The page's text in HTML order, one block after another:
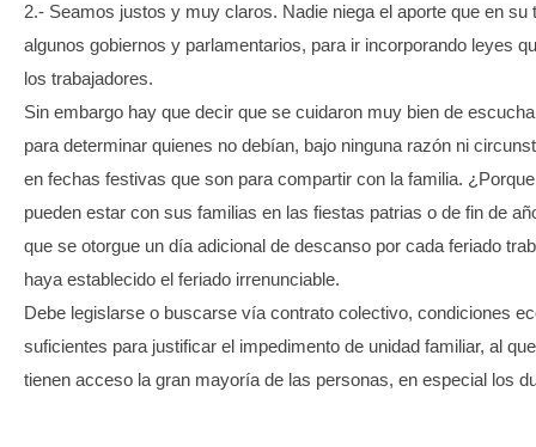
2.- Seamos justos y muy claros. Nadie niega el aporte que en su
algunos gobiernos y parlamentarios, para ir incorporando leyes
los trabajadores.
Sin embargo hay que decir que se cuidaron muy bien de
para determinar quienes no debían, bajo ninguna razón ni
en fechas festivas que son para compartir con la familia.
pueden estar con sus familias en las fiestas patrias o de fin de
que se otorgue un día adicional de descanso por cada feriado
haya establecido el feriado irrenunciable.
Debe legislarse o buscarse vía contrato colectivo, condiciones
suficientes para justificar el impedimento de unidad familiar, al
tienen acceso la gran mayoría de las personas, en especial los